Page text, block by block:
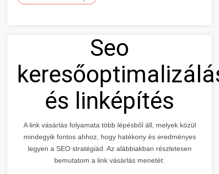
Seo
és linképítés
A link vásárlás folyamata több lépésből áll, melyek közül
mindegyik fontos ahhoz, hogy hatékony és eredményes
legyen a SEO stratégiád. Az alábbiakban részletesen
bemutatom a link vásárlás menetét: